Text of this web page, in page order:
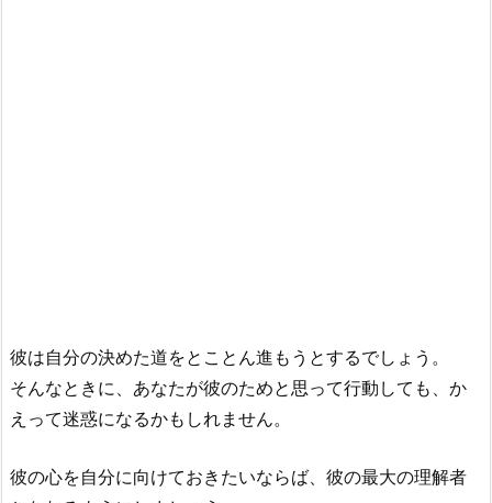
彼は自分の決めた道をとことん進もうとするでしょう。
そんなときに、あなたが彼のためと思って行動しても、か
えって迷惑になるかもしれません。
彼の心を自分に向けておきたいならば、彼の最大の理解者